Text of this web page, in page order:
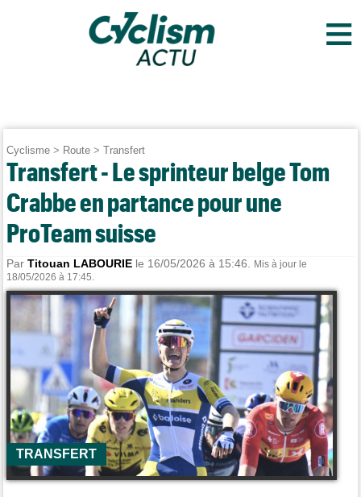
≡
Cyclisme > Route >Transfert
Transfert - Le sprinteur belge Tom
Crabbe en partance pour une
ProTeam suisse
ParTitouan LABOURIE le 16/05/2026 à 15:46.
Mis à jour le
18/05/2026 à 17:45.
TRANSFERT